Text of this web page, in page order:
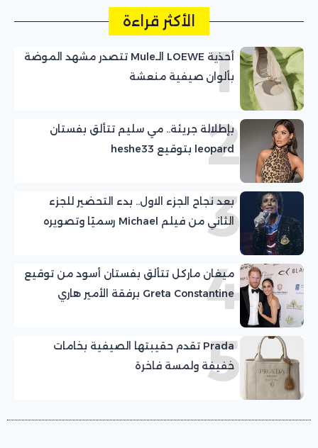
الأكثر قراءة
1
أحذية LOEWE الـMule تتصدر مشهد الموضة
بألوان صيفية منعشة
2
بإطلالة جريئة.. مي سليم تتألق بفستان
leopard بتوقيع heshe33
3
بعد نجاح الجزء الاول.. بدء التحضير للجزء
الثاني من فيلم Michael رسميًا وتصويره
4
ميغان ماركل تتألق بفستان أسود من توقيع
Greta Constantine برفقة الأمير هاري
5 Prada تقدم حقيبتها الصيفية بخامات
خفيفة ولمسة فاخرة